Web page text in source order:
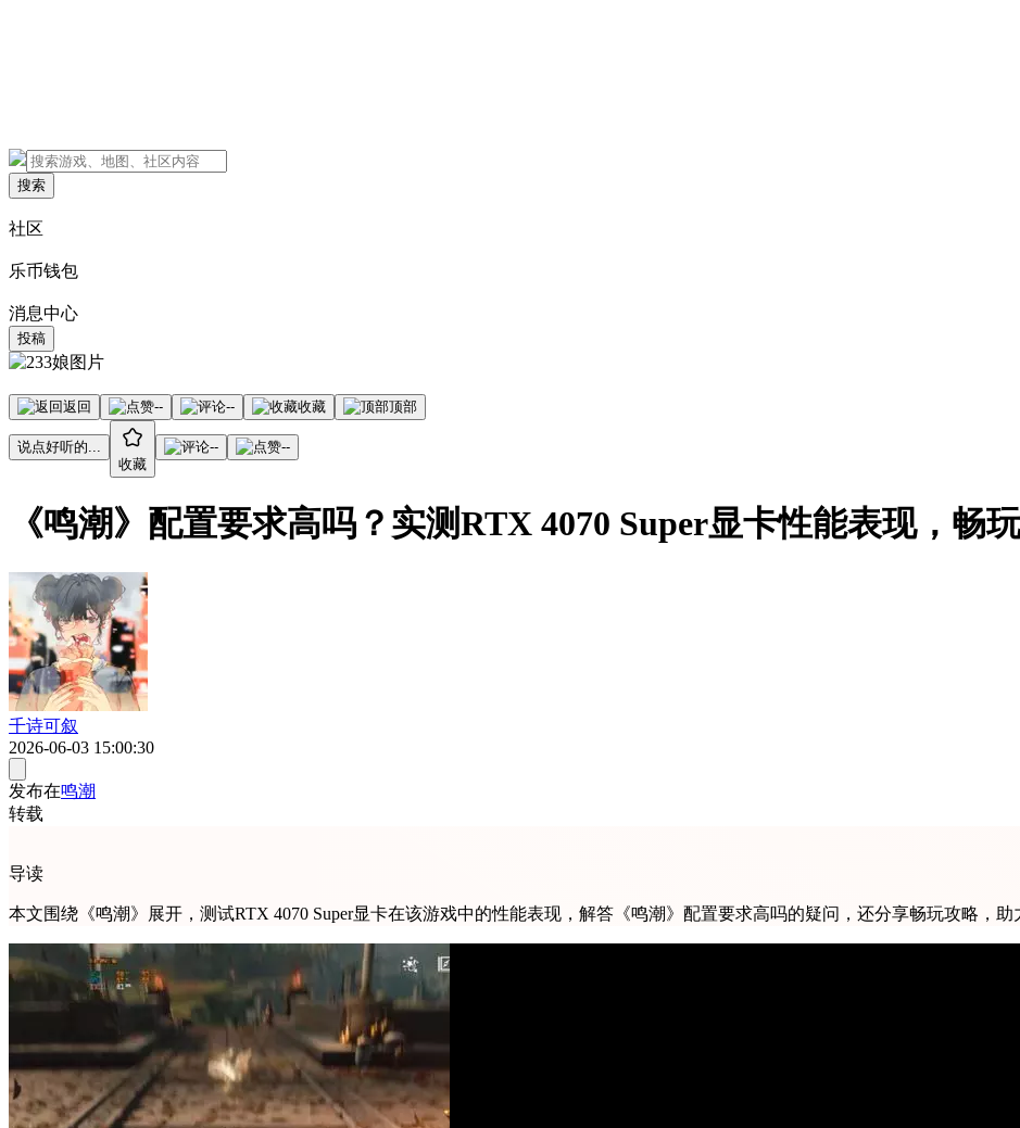
搜索
社区
乐币钱包
消息中心
投稿
返回 -- -- 收藏 顶部
说点好听的...
收藏
-- --
《鸣潮》配置要求高吗？实测RTX 4070 Super显卡性能表现，畅
千诗可叙
2026-06-03 15:00:30
发布在鸣潮
转载
导读
本文围绕《鸣潮》展开，测试RTX 4070 Super显卡在该游戏中的性能表现，解答《鸣潮》配置要求高吗的疑问，还分享畅玩攻略，助